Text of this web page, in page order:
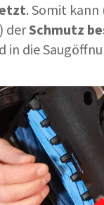
. Somit
derSchmutz
in die